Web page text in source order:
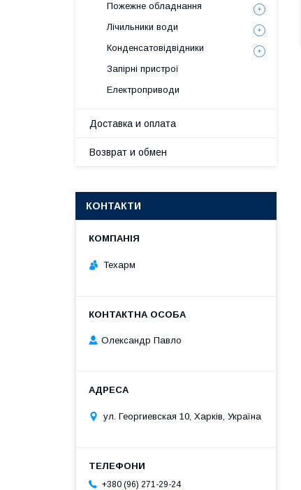
Пожежне обладнання
Лічильники води
Конденсатовідвідники
Запірні пристрої
Електроприводи
Доставка и оплата
Возврат и обмен
КОНТАКТИ
Техарм
Олександр Павло
ул. Георгиевская 10, Харків, Україна
+380 (96) 271-29-24